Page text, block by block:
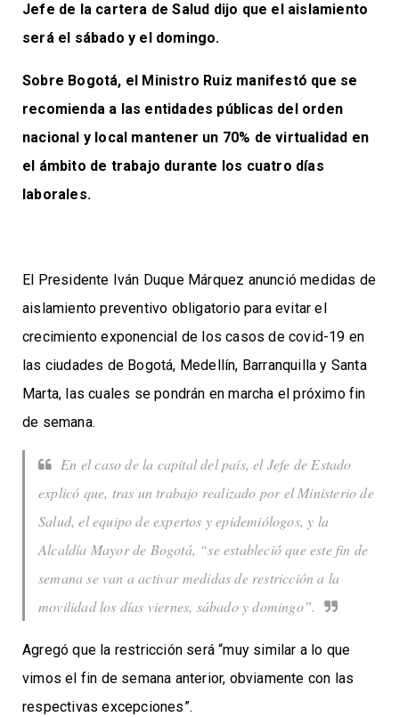
Jefe de la cartera de Salud dijo que el aislamiento
será el sábado y el domingo.
Sobre Bogotá, el Ministro Ruiz manifestó que se
recomienda a las entidades públicas del orden
nacional y local mantener un 70% de virtualidad en
el ámbito de trabajo durante los cuatro días
laborales.
El Presidente Iván Duque Márquez anunció medidas de
aislamiento preventivo obligatorio para evitar el
crecimiento exponencial de los casos de covid-19 en
las ciudades de Bogotá, Medellín, Barranquilla y Santa
Marta, las cuales se pondrán en marcha el próximo fin
de semana.
En el caso de la capital del país, el Jefe de Estado
explicó que, tras un trabajo realizado por el Ministerio de
Salud, el equipo de expertos y epidemiólogos, y la
Alcaldía Mayor de Bogotá, “se estableció que este fin de
semana se van a activar medidas de restricción a la
movilidad los días viernes, sábado y domingo”.
Agregó que la restricción será “muy similar a lo que
vimos el fin de semana anterior, obviamente con las
respectivas excepciones”.